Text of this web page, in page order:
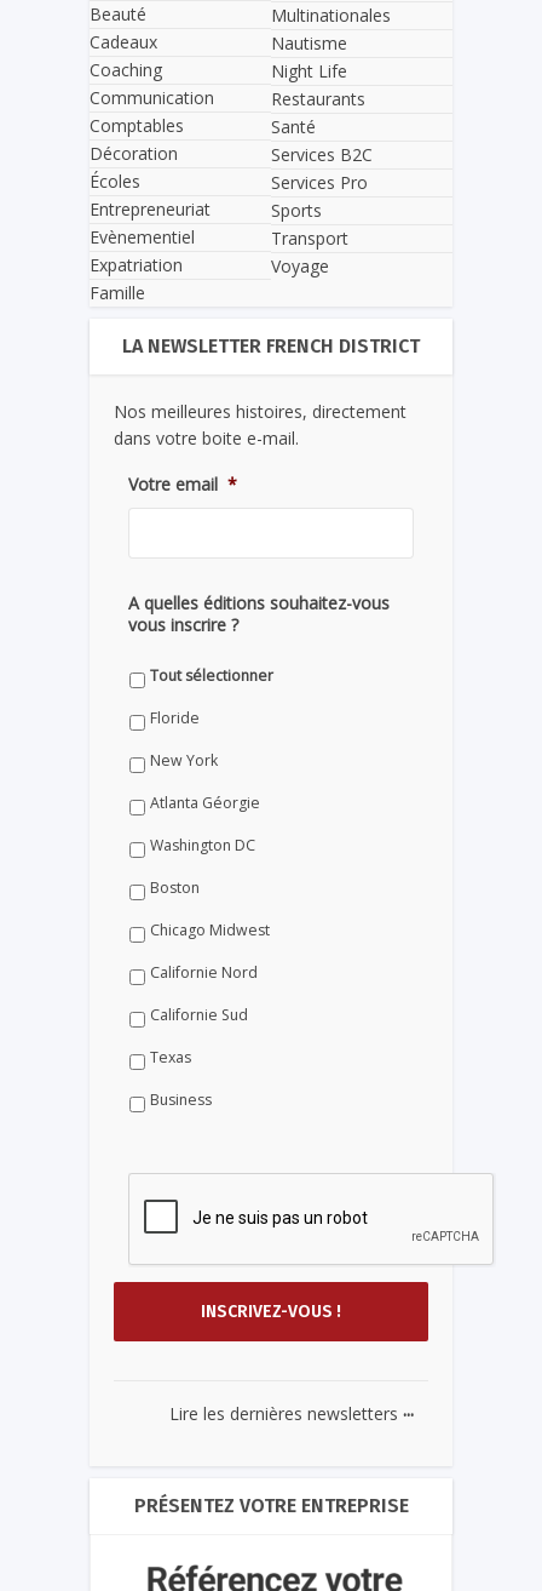
Beauté
Cadeaux
Coaching
Communication
Comptables
Décoration
Écoles
Entrepreneuriat
Evènementiel
Expatriation
Famille
Multinationales
Nautisme
Night Life
Restaurants
Santé
Services B2C
Services Pro
Sports
Transport
Voyage
LA NEWSLETTER FRENCH DISTRICT
Nos meilleures histoires, directement
dans votre boite e-mail.
Votre email *
A quelles éditions souhaitez-vous
vous inscrire ?
Tout sélectionner
Floride
New York
Atlanta Géorgie
Washington DC
Boston
Chicago Midwest
Californie Nord
Californie Sud
Texas
Business
Lire les dernières newsletters ...
PRÉSENTEZ VOTRE ENTREPRISE